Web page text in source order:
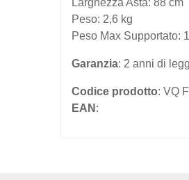
Peso: 2,6 kg
Peso Max Supportato:
Garanzia: 2 anni di
Codice prodotto: VQ
EAN :